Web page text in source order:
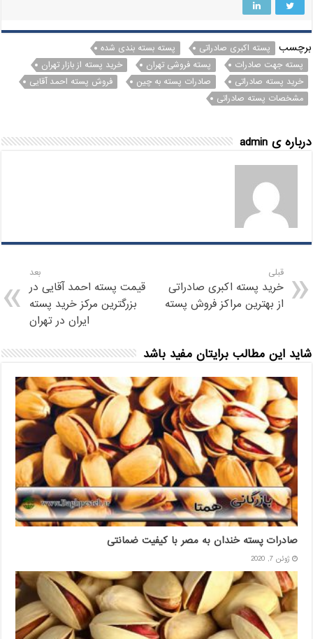
برچسب پسته اکبری صادراتی
پسته بسته بندی شده
پسته جهت صادرات
پسته فروشی تهران
خرید پسته از بازار تهران
خرید پسته صادراتی
صادرات پسته به چین
فروش پسته احمد آقایی
مشخصات پسته صادراتی
درباره ی admin
قبلی
خرید پسته اکبری صادراتی
از بهترین مراکز فروش پسته
بعد
قیمت پسته احمد آقایی در
بزرگترین مرکز خرید پسته
ایران در تهران
شاید این مطالب برایتان مفید باشد
صادرات پسته خندان به مصر با کیفیت ضمانتی
ژوئن 7, 2020